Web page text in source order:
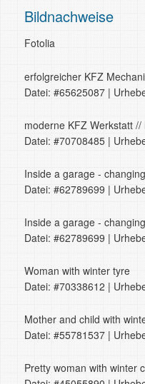
Bildnachweise
Fotolia
erfolgreicher KFZ
Datei: #65625087 |
moderne KFZ Werkstatt
Datei: #70708485 |
Inside a garage -
Datei: #62789699 |
Inside a garage -
Datei: #62789699 |
Woman with winter tyre
Datei: #70338612 |
Mother and child with
Datei: #55781537 |
Pretty woman with winter